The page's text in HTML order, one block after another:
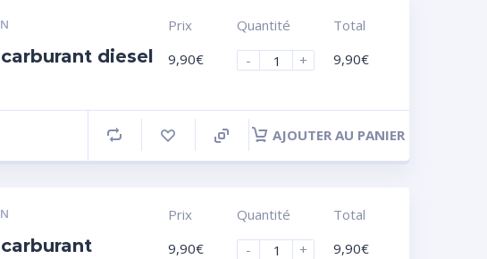
diesel
Prix
9,90€
Quantité
-
+
Total
9,90€
AJOUTER AU PANIER
Prix
9,90€
Quantité
-
+
Total
9,90€